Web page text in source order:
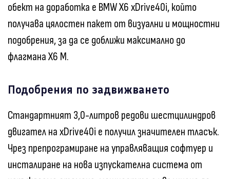
обект на доработка е BMW X6 xDrive40i, който
получава цялостен пакет от визуални и мощностни
подобрения, за да се доближи максимално до
флагмана X6 M.
Подобрения по задвижването
Стандартният 3,0-литров редови шестцилиндров
двигател на xDrive40i е получил значителен тласък.
Чрез препрограмиране на управляващия софтуер и
инсталиране на нова изпускателна система от